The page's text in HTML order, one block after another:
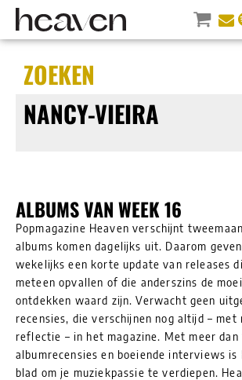
ZOEKEN
NANCY-VIEIRA
ALBUMS VAN WEEK 16
Popmagazine Heaven verschijnt
albums komen dagelijks uit. Daarom
wekelijks een korte update van releases
meteen opvallen of die anderszins de
ontdekken waard zijn. Verwacht geen
recensies, die verschijnen nog altijd – met
reflectie – in het magazine. Met meer dan
albumrecensies en boeiende interviews is
blad om je muziekpassie te verdiepen.